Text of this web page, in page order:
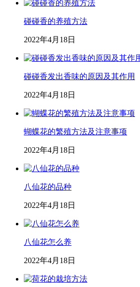
碰碰香的养殖方法
2022年4月18日
碰碰香发出香味的原因及其作用
2022年4月18日
蝴蝶花的繁殖方法及注意事项
2022年4月18日
八仙花的品种
2022年4月18日
八仙花怎么养
2022年4月18日